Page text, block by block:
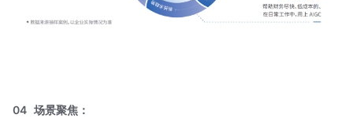
04 场景聚焦：